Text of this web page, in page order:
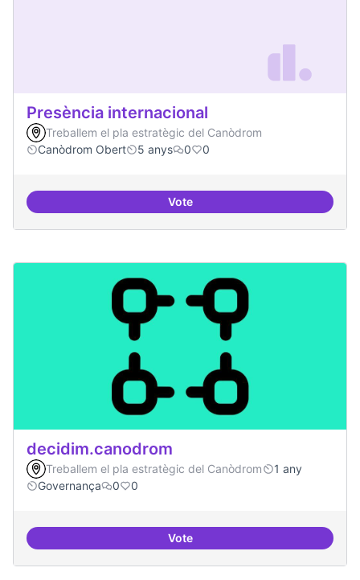
Presència internacional
Treballem el pla estratègic del Canòdrom
Canòdrom Obert
5 anys 0 0
VotePresència internacional
decidim.canodrom
Treballem el pla estratègic del Canòdrom
1 any
Governança
0 0
Votedecidim.canodrom